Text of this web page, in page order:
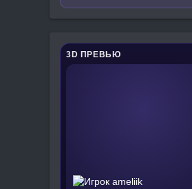
3D ПРЕВЬЮ